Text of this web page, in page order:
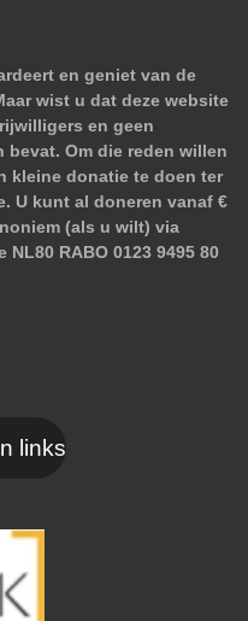
en geniet van de
wist u dat deze website
en geen
Om die reden willen
kleine donatie te doen ter
U kunt al doneren vanaf €
(als u wilt) via
RABO 0123 9495 80
links